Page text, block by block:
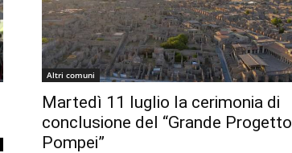
Altri comuni
Martedì 11 luglio la cerimonia di
conclusione del “Grande Progetto
Pompei”